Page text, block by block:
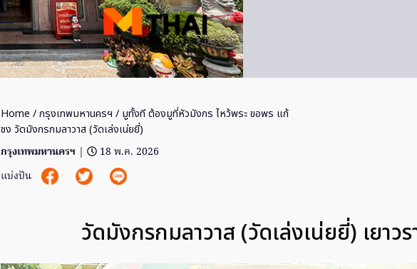
Home /กรุงเทพมหานครฯ / มูทั้งที ต้องมูที่หัวมังกร ไหว้พระ ขอพร แก้
ชง วัดมังกรกมลาวาส (วัดเล่งเน่ยยี่)
กรุงเทพมหานครฯ |
18 พ.ค. 2026
แบ่งปัน
วัดมังกรกมลาวาส (วัดเล่งเน่ยยี่) เยาว